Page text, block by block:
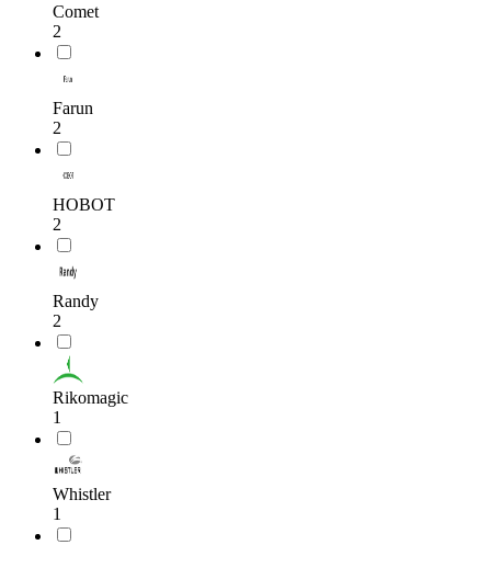
Comet
2
Farun
2
HOBOT
2
Randy
2
Rikomagic
1
Whistler
1